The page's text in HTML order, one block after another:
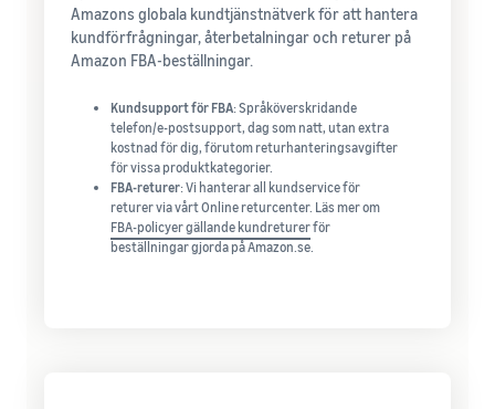
Amazons globala kundtjänstnätverk för att hantera
kundförfrågningar, återbetalningar och returer på
Amazon FBA-beställningar.
Kundsupport för FBA: Språköverskridande
telefon/e-postsupport, dag som natt, utan extra
kostnad för dig, förutom returhanteringsavgifter
för vissa produktkategorier.
FBA-returer: Vi hanterar all kundservice för
returer via vårt Online returcenter. Läs mer om
FBA-policyer gällande kundreturerför
beställningar gjorda på Amazon.se.